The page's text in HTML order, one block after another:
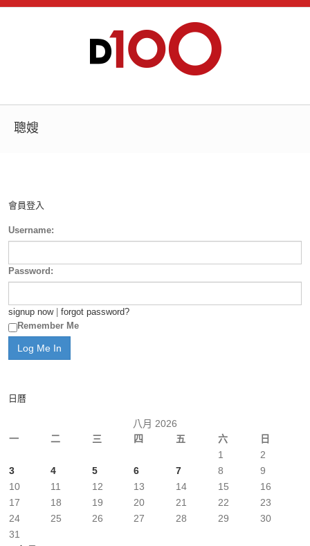
聰嫂
會員登入
Username:
Password:
signup now| forgot password?
Remember Me
日曆
八月 2026
一
二 三 四 五 六 日
1
2
3
4 5 6 7 8
9
10
11 12 13 14 15
16
17
18 19 20 21 22
23
24
25 26 27 28 29
30
31